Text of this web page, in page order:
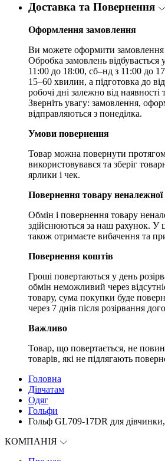
Доставка та Повернення
Оформлення замовлення
Ви можете оформити замовлення
Обробка замовлень
11:00 до 18:00, сб–нд з 11:00 до
15–60 хвилин, а підготовка до
робочі дні залежно від наявності
Зверніть увагу: замовлення,
відправляються з понеділка.
Умови повернення
Товар можна повернути
використовувався та зберіг
ярлики і чек.
Повернення товару неналежної
Обмін і повернення товару
здійснюються за наш рахунок. У
також отримаєте вибачення та
Повернення коштів
Гроші повертаються у день
обмін неможливий через
товару, сума покупки буде
через 7 днів після розірвання
Важливо
Товар, що повертається, не
товарів, які не підлягають
Головна
Дівчатам
Одяг
Гольфи
Гольф GL709-17DR для
КОМПАНІЯ